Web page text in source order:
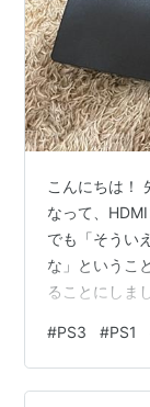
こんにちは！
なって、
でも「そうい
な」というこ
ることにしま
ャプチャボー
か、遅延や見
使って検証し
#PS3 #PS1